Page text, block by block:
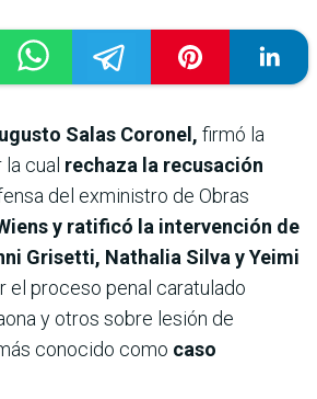
Salas Coronel, firmó la
la cual rechaza la recusación
del exministro de Obras
y ratificó la intervención de
Grisetti, Nathalia Silva y Yeimi
el proceso penal caratulado
y otros sobre lesión de
conocido como caso